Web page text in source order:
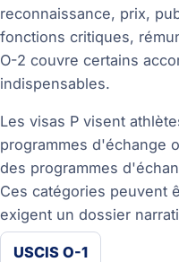
reconnaissance, prix,
fonctions critiques,
O-2 couvre certains
indispensables.
Les visas P visent
programmes d'échange
des programmes
Ces catégories peuvent
exigent un dossier
USCIS O-1